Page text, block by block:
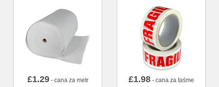
£1.29- cana za metr £1.98 - cana za taśme